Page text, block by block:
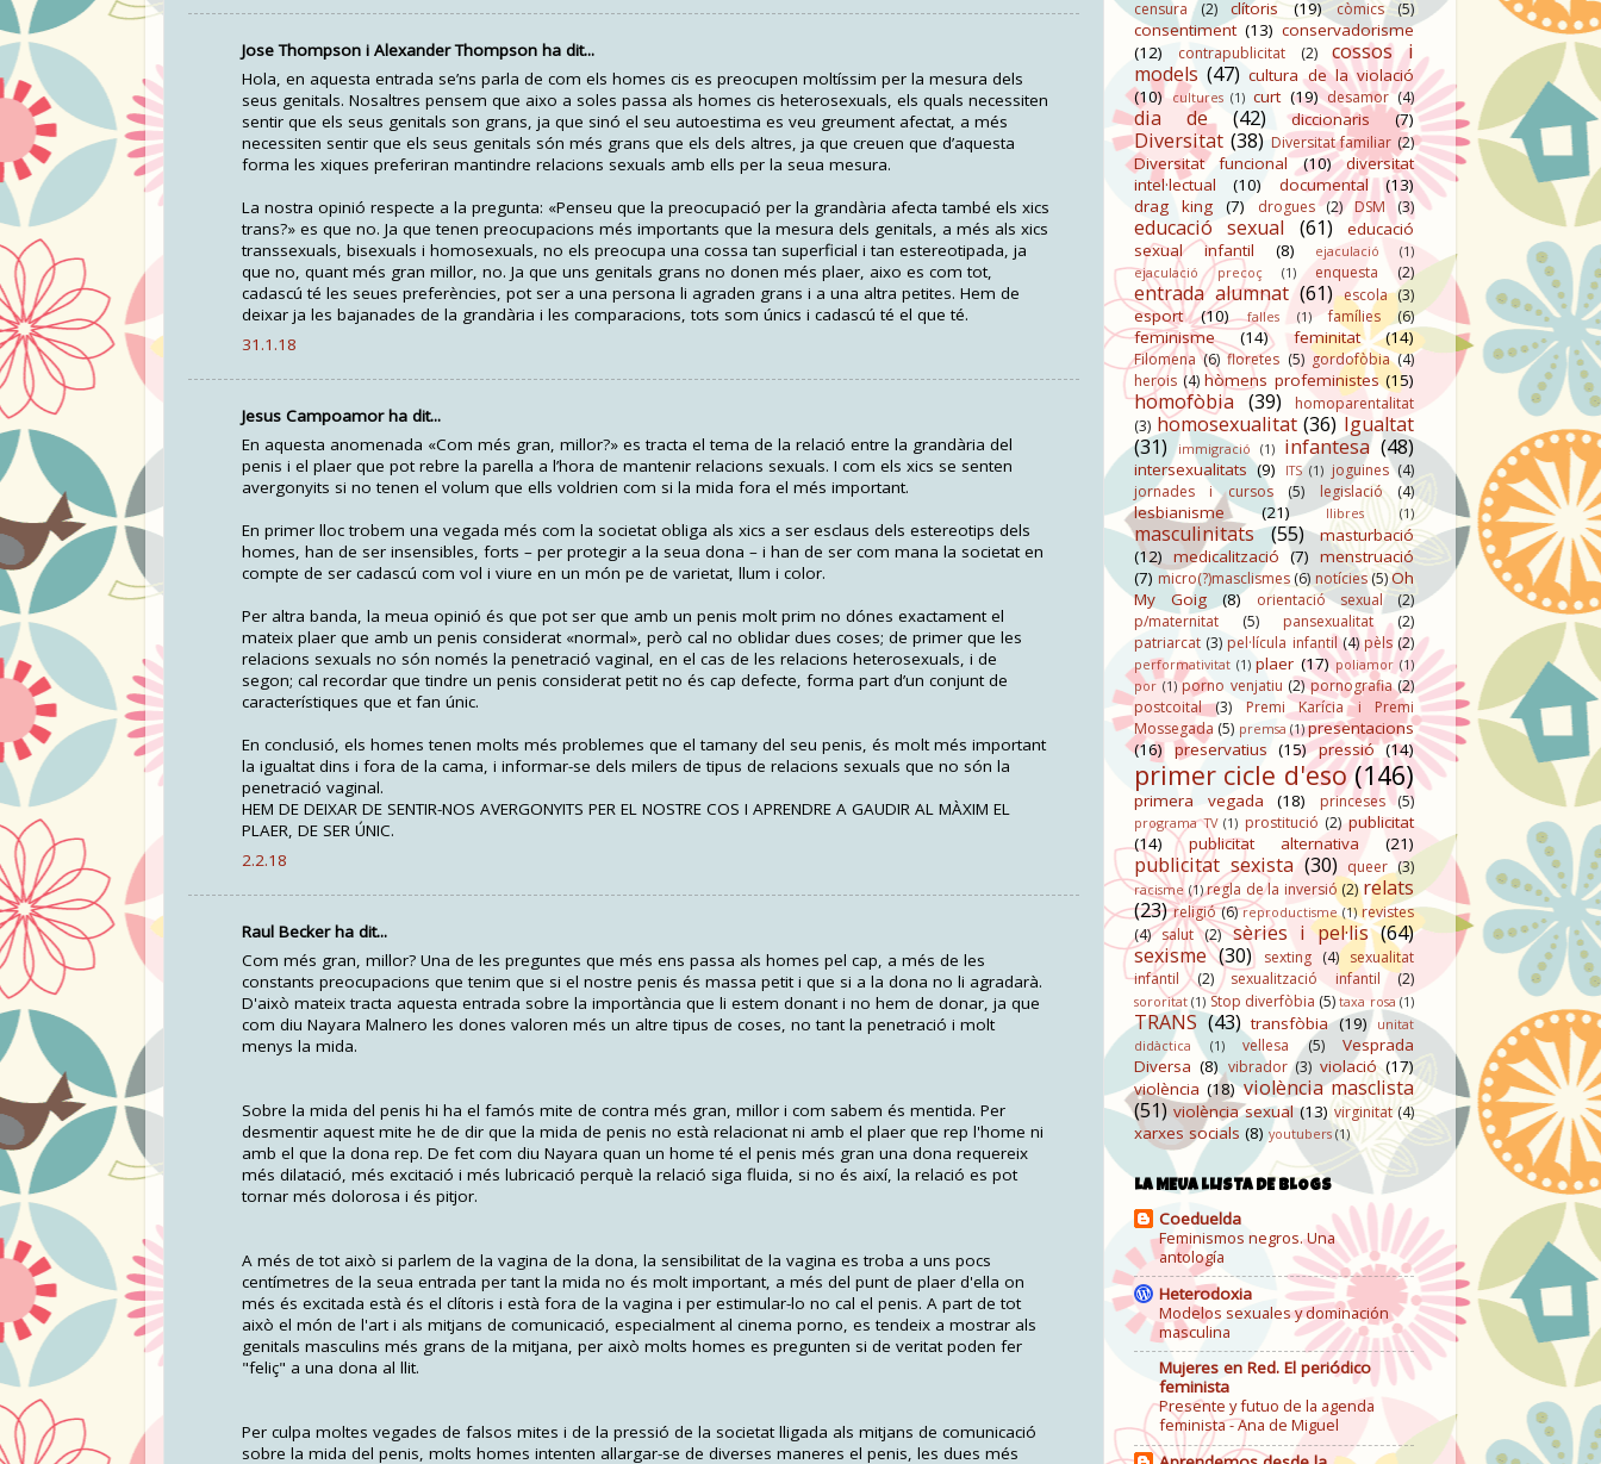
Jose Thompson i Alexander Thompson ha dit...
Hola, en aquesta entrada se’ns parla de com els homes cis es preocupen moltíssim per la mesura dels
seus genitals. Nosaltres pensem que aixo a soles passa als homes cis heterosexuals, els quals necessiten
sentir que els seus genitals son grans, ja que sinó el seu autoestima es veu greument afectat, a més
necessiten sentir que els seus genitals són més grans que els dels altres, ja que creuen que d’aquesta
forma les xiques preferiran mantindre relacions sexuals amb ells per la seua mesura.
La nostra opinió respecte a la pregunta: «Penseu que la preocupació per la grandària afecta també els xics
trans?» es que no. Ja que tenen preocupacions més importants que la mesura dels genitals, a més als xics
transsexuals, bisexuals i homosexuals, no els preocupa una cossa tan superficial i tan estereotipada, ja
que no, quant més gran millor, no. Ja que uns genitals grans no donen més plaer, aixo es com tot,
cadascú té les seues preferències, pot ser a una persona li agraden grans i a una altra petites. Hem de
deixar ja les bajanades de la grandària i les comparacions, tots som únics i cadascú té el que té.
31.1.18
Jesus Campoamor ha dit...
En aquesta anomenada «Com més gran, millor?» es tracta el tema de la relació entre la grandària del
penis i el plaer que pot rebre la parella a l’hora de mantenir relacions sexuals. I com els xics se senten
avergonyits si no tenen el volum que ells voldrien com si la mida fora el més important.
En primer lloc trobem una vegada més com la societat obliga als xics a ser esclaus dels estereotips dels
homes, han de ser insensibles, forts – per protegir a la seua dona – i han de ser com mana la societat en
compte de ser cadascú com vol i viure en un món pe de varietat, llum i color.
Per altra banda, la meua opinió és que pot ser que amb un penis molt prim no dónes exactament el
mateix plaer que amb un penis considerat «normal», però cal no oblidar dues coses; de primer que les
relacions sexuals no són només la penetració vaginal, en el cas de les relacions heterosexuals, i de
segon; cal recordar que tindre un penis considerat petit no és cap defecte, forma part d’un conjunt de
característiques que et fan únic.
En conclusió, els homes tenen molts més problemes que el tamany del seu penis, és molt més important
la igualtat dins i fora de la cama, i informar-se dels milers de tipus de relacions sexuals que no són la
penetració vaginal.
HEM DE DEIXAR DE SENTIR-NOS AVERGONYITS PER EL NOSTRE COS I APRENDRE A GAUDIR AL MÀXIM EL
PLAER, DE SER ÚNIC.
2.2.18
Raul Becker ha dit...
Com més gran, millor? Una de les preguntes que més ens passa als homes pel cap, a més de les
constants preocupacions que tenim que si el nostre penis és massa petit i que si a la dona no li agradarà.
D'això mateix tracta aquesta entrada sobre la importància que li estem donant i no hem de donar, ja que
com diu Nayara Malnero les dones valoren més un altre tipus de coses, no tant la penetració i molt
menys la mida.
Sobre la mida del penis hi ha el famós mite de contra més gran, millor i com sabem és mentida. Per
desmentir aquest mite he de dir que la mida de penis no està relacionat ni amb el plaer que rep l'home ni
amb el que la dona rep. De fet com diu Nayara quan un home té el penis més gran una dona requereix
més dilatació, més excitació i més lubricació perquè la relació siga fluida, si no és així, la relació es pot
tornar més dolorosa i és pitjor.
A més de tot això si parlem de la vagina de la dona, la sensibilitat de la vagina es troba a uns pocs
centímetres de la seua entrada per tant la mida no és molt important, a més del punt de plaer d'ella on
més és excitada està és el clítoris i està fora de la vagina i per estimular-lo no cal el penis. A part de tot
això el món de l'art i als mitjans de comunicació, especialment al cinema porno, es tendeix a mostrar als
genitals masculins més grans de la mitjana, per això molts homes es pregunten si de veritat poden fer
"feliç" a una dona al llit.
Per culpa moltes vegades de falsos mites i de la pressió de la societat lligada als mitjans de comunicació
sobre la mida del penis, molts homes intenten allargar-se de diverses maneres el penis, les dues més
censura (2) clítoris (19) còmics (5)
consentiment (13) conservadorisme
(12)
contrapublicitat (2)
cossos i
models (47) cultura de la violació
(10) cultures (1) curt (19) desamor (4)
dia de (42) diccionaris (7)
Diversitat (38) Diversitat familiar (2)
Diversitat funcional (10)
diversitat
intel·lectual
(10) documental
(13)
drag king
(7) drogues (2) DSM (3)
educació sexual (61)
educació
sexual infantil
(8) ejaculació
(1)
ejaculació precoç
(1) enquesta (2)
entrada alumnat (61) escola (3)
esport (10) falles (1) famílies (6)
feminisme (14) feminitat (14)
Filomena (6) floretes (5) gordofòbia (4)
herois (4) hòmens profeministes (15)
homofòbia (39)
homoparentalitat
(3) homosexualitat (36) Igualtat
(31)
immigració (1) infantesa (48)
intersexualitats (9) ITS (1) joguines (4)
jornades i cursos
(5) legislació (4)
lesbianisme (21) llibres (1)
masculinitats (55)
masturbació
(12) medicalització (7) menstruació
(7) micro(?)masclismes (6) notícies(5)Oh
My Goig
(8) orientació sexual
(2)
p/maternitat
(5) pansexualitat
(2)
patriarcat (3) pel·lícula infantil (4) pèls (2)
performativitat (1) plaer (17) poliamor (1)
por (1) porno venjatiu (2) pornografia (2)
postcoital
(3)
Premi Karícia i Premi
Mossegada (5) premsa (1) presentacions
(16) preservatius (15) pressió (14)
primer cicle d'eso (146)
primera vegada (18) princeses (5)
programa TV (1) prostitució (2) publicitat
(14)
publicitat alternativa (21)
publicitat sexista (30) queer (3)
racisme (1) regla de la inversió (2) relats
(23) religió (6) reproductisme (1) revistes
(4) salut (2) sèries i pel·lis (64)
sexisme (30) sexting (4) sexualitat
infantil
(2) sexualització infantil (2)
sororitat (1) Stop diverfòbia (5) taxa rosa (1)
TRANS (43) transfòbia (19)
unitat
didàctica
(1) vellesa (5)
Vesprada
Diversa (8) vibrador (3) violació (17)
violència (18) violència masclista
(51) violència sexual (13) virginitat (4)
xarxes socials (8) youtubers (1)
LA MEUA LLISTA DE BLOGS
Coeduelda
Feminismos negros. Una
antología
Heterodoxia
Modelos sexuales y dominación
masculina
Mujeres en Red. El periódico
feminista
Presente y futuo de la agenda
feminista - Ana de Miguel